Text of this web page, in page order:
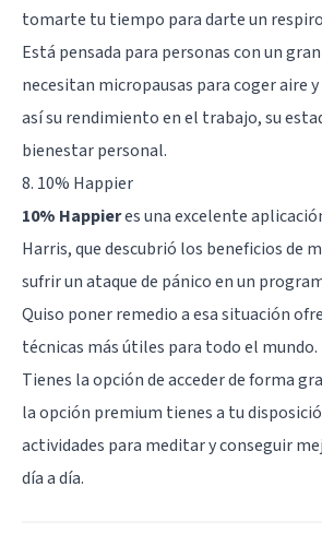
tomarte tu tiempo para darte un
Está pensada para personas con un
necesitan micropausas para coger aire
así su rendimiento en el trabajo, su
bienestar personal.
8. 10% Happier
10% Happieres una excelente
Harris, que descubrió los beneficios de
sufrir un ataque de pánico en un
Quiso poner remedio a esa situación
técnicas más útiles para todo el mundo.
Tienes la opción de acceder de forma
la opción premium tienes a tu
actividades para meditar y conseguir
día a día.